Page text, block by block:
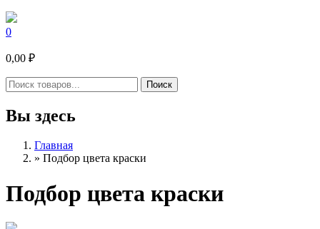
0
0,00 ₽
Вы здесь
Главная
» Подбор цвета краски
Подбор цвета краски